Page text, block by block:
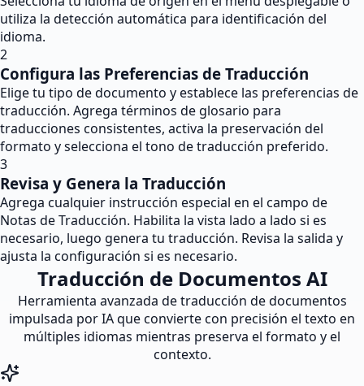
utiliza la detección automática para identificación del
idioma.
2
Configura las Preferencias de Traducción
Elige tu tipo de documento y establece las preferencias de
traducción. Agrega términos de glosario para
traducciones consistentes, activa la preservación del
formato y selecciona el tono de traducción preferido.
3
Revisa y Genera la Traducción
Agrega cualquier instrucción especial en el campo de
Notas de Traducción. Habilita la vista lado a lado si es
necesario, luego genera tu traducción. Revisa la salida y
ajusta la configuración si es necesario.
Traducción de Documentos AI
Herramienta avanzada de traducción de documentos
impulsada por IA que convierte con precisión el texto en
múltiples idiomas mientras preserva el formato y el
contexto.